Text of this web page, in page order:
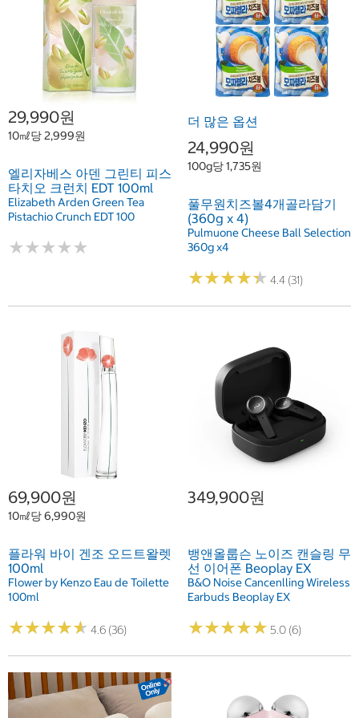
29,990원
10㎖당 2,999원
엘리자베스 아덴 그린티 피스
타치오 크런치 EDT 100ml
Elizabeth Arden Green Tea
Pistachio Crunch EDT 100
★★★★★
★★★★★
더 많은 옵션
24,990원
100g당 1,735원
풀무원치즈볼4개골라담기
(360g x 4)
Pulmuone Cheese Ball Selection
360g x4
★★★★★
★★★★★ 4.4 (31)
69,900원
10㎖당 6,990원
플라워 바이 겐조 오드트왈렛
100ml
Flower by Kenzo Eau de Toilette
100ml
★★★★★
★★★★★ 4.6 (36)
349,900원
뱅앤올룹슨 노이즈 캔슬링 무
선 이어폰 Beoplay EX
B&O Noise Cancenlling Wireless
Earbuds Beoplay EX
★★★★★
★★★★★ 5.0 (6)